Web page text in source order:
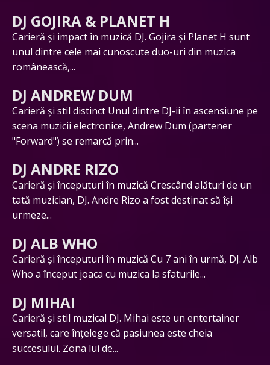
DJ GOJIRA & PLANET H
Carieră și impact în muzică DJ. Gojira și Planet H sunt
unul dintre cele mai cunoscute duo-uri din muzica
românească,...
DJ ANDREW DUM
Carieră și stil distinct Unul dintre DJ-ii în ascensiune pe
scena muzicii electronice, Andrew Dum (partener
"Forward") se remarcă prin...
DJ ANDRE RIZO
Carieră și începuturi în muzică Crescând alături de un
tată muzician, DJ. Andre Rizo a fost destinat să își
urmeze...
DJ ALB WHO
Carieră și începuturi în muzică Cu 7 ani în urmă, DJ. Alb
Who a început joaca cu muzica la sfaturile...
DJ MIHAI
Carieră și stil muzical DJ. Mihai este un entertainer
versatil, care înțelege că pasiunea este cheia
succesului. Zona lui de...